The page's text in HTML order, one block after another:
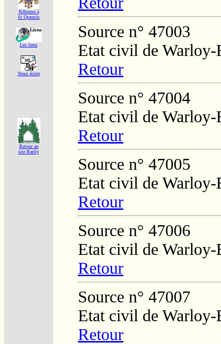
Réforme á
St Quentin
Les liens
Nous écrire
Retour au
site Rœlly
Source n° 47003
Etat civil de
Retour
Source n° 47004
Etat civil de
Retour
Source n° 47005
Etat civil de
Retour
Source n° 47006
Etat civil de
Retour
Source n° 47007
Etat civil de
Retour